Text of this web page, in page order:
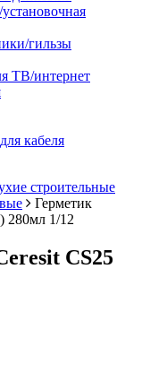
гильзы
ТВ/интернет
кабеля
строительные
Герметик
280мл 1/12
СS25